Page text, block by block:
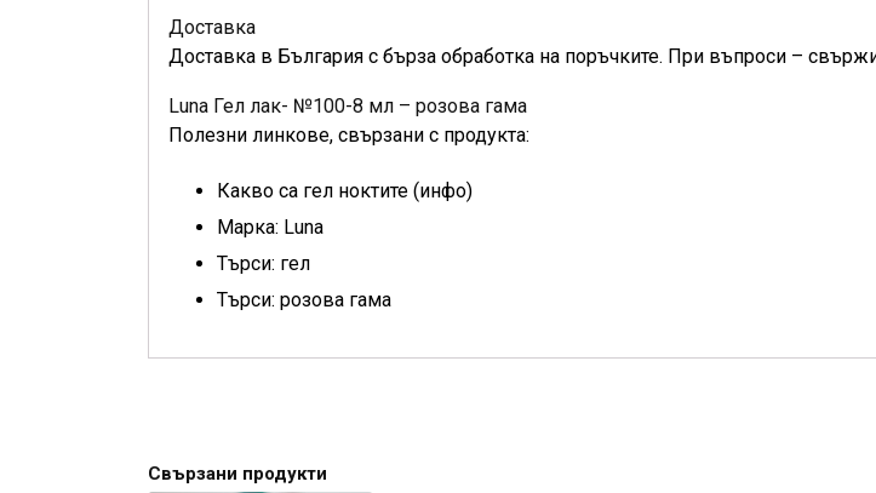
Доставка
Доставка в България с бърза обработка на поръчките. При въпроси –
Luna Гел лак- №100-8 мл – розова гама
Полезни линкове, свързани с продукта:
Какво са гел ноктите (инфо)
Марка: Luna
Търси: гел
Търси: розова гама
Свързани продукти